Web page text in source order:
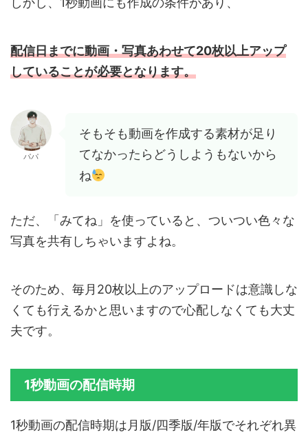
配信日までに動画・写真あわせて20枚以上アップ
していることが必要となります。
パパ
そもそも動画を作成する素材が足り
てなかったらどうしようもないから
ね
ただ、「みてね」を使っていると、ついつい色々な
写真を共有しちゃいますよね。
そのため、毎月20枚以上のアップロードは意識しな
くても行えるかと思いますので心配しなくても大丈
夫です。
1秒動画の配信時期
1秒動画の配信時期は月版/四季版/年版でそれぞれ異